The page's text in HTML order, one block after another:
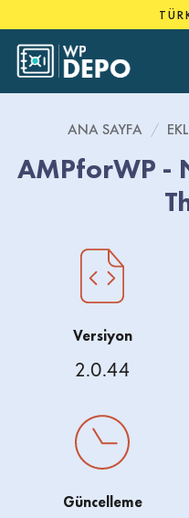
to
content
ANA SAYFA /
AMPforWP -
Versiyon
2.0.44
Güncelleme